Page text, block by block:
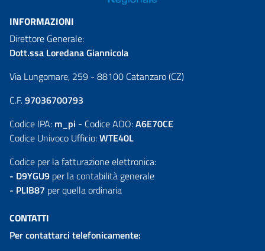
INFORMAZIONI
Direttore Generale:
Dott.ssa Loredana Giannicola
Via Lungomare, 259 - 88100 Catanzaro (CZ)
C.F.97036700793
Codice IPA: m_pi - Codice AOO:A6E70CE
Codice Univoco Ufficio:WTE40L
Codice per la fatturazione elettronica:
- D9YGU9 per la contabilità generale
- PLIB87 per quella ordinaria
CONTATTI
Per contattarci telefonicamente: